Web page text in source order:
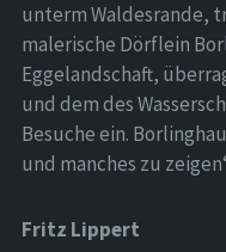
unterm Waldesrande,
malerische Dörflein
Eggelandschaft,
und dem des
Besuche ein.
und manches zu
Fritz Lippert